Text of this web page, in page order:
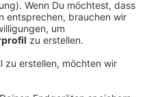
06:12